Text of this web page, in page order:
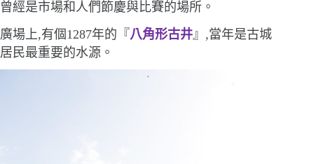
曾經是市場和人們節慶與比賽的場所。
廣場上,有個1287年的『八角形古井 』,當年是古城
居民最重要的水源。